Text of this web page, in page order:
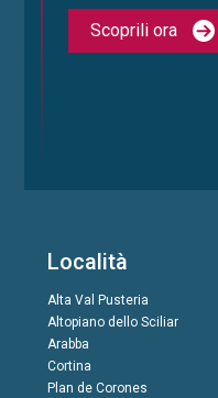
Scoprili ora
Località
Alta Val Pusteria
Altopiano dello Sciliar
Arabba
Cortina
Plan de Corones